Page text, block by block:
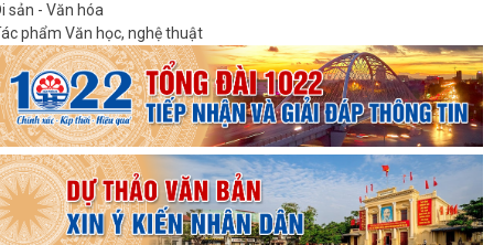
sản - Văn hóa
phẩm Văn học, nghệ thuật